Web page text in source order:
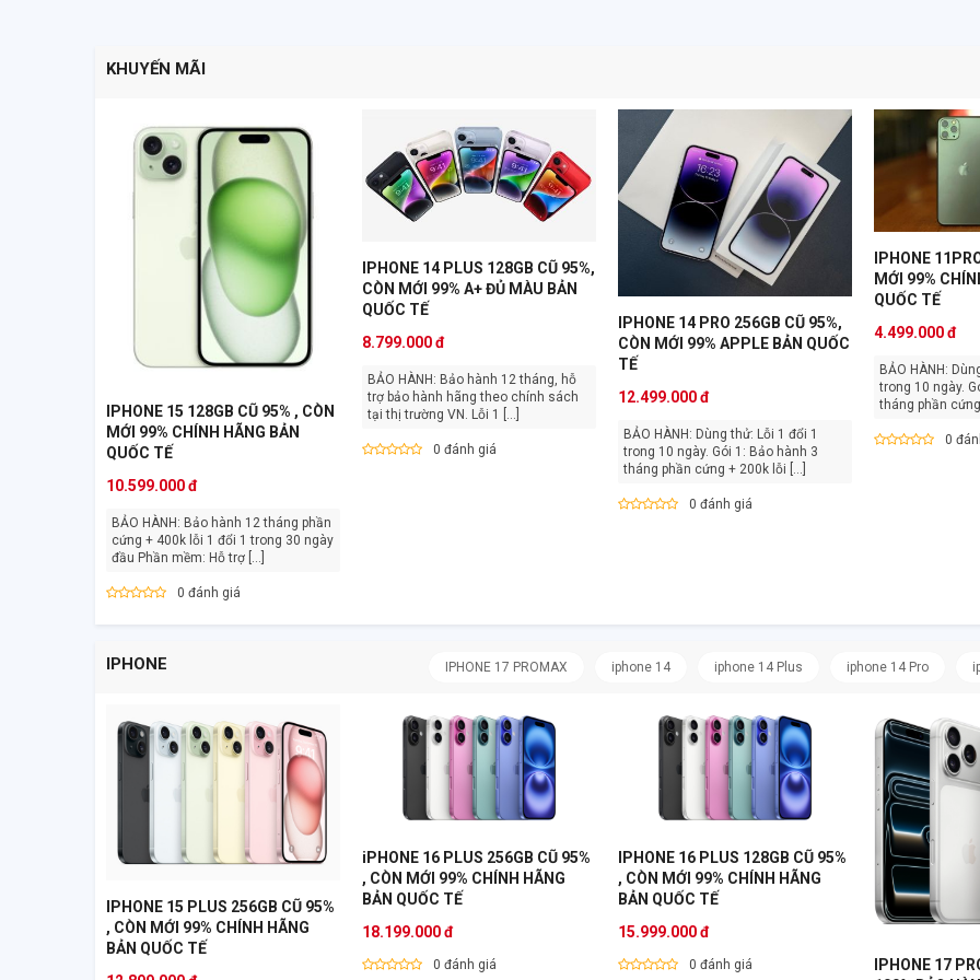
KHUYẾN MÃI
IPHONE 15 128GB CŨ 95% , CÒN
MỚI 99% CHÍNH HÃNG BẢN
QUỐC TẾ
10.599.000 đ
BẢO HÀNH: Bảo hành 12 tháng phần
cứng + 400k lỗi 1 đổi 1 trong 30 ngày
đầu Phần mềm: Hỗ trợ [...]
0 đánh giá
IPHONE 14 PLUS 128GB CŨ 95%,
CÒN MỚI 99% A+ ĐỦ MÀU BẢN
QUỐC TẾ
8.799.000 đ
BẢO HÀNH: Bảo hành 12 tháng, hỗ
trợ bảo hành hãng theo chính sách
tại thị trường VN. Lỗi 1 [...]
0 đánh giá
IPHONE 14 PRO 256GB CŨ 95%,
CÒN MỚI 99% APPLE BẢN QUỐC
TẾ
12.499.000 đ
BẢO HÀNH: Dùng thử: Lỗi 1 đổi 1
trong 10 ngày. Gói 1: Bảo hành 3
tháng phần cứng + 200k lỗi [...]
0 đánh giá
IPHONE
MỚI 99%
QUỐC TẾ
4.499.000 đ
BẢO HÀNH: Dùng thử: Lỗi 1 đổi 1
trong 10 ngày. Gói 1: Bảo hành 3
tháng phần cứng
0
IPHONE IPHONE 17 PROMAX iphone 14 iphone 14 Plus iphone 14 Pro
IPHONE 15 PLUS 256GB CŨ 95%
, CÒN MỚI 99% CHÍNH HÃNG
BẢN QUỐC TẾ
iPHONE 16 PLUS 256GB CŨ 95%
, CÒN MỚI 99% CHÍNH HÃNG
BẢN QUỐC TẾ
18.199.000 đ
0 đánh giá
IPHONE 16 PLUS 128GB CŨ 95%
, CÒN MỚI 99% CHÍNH HÃNG
BẢN QUỐC TẾ
15.999.000 đ
0 đánh giá
IPHONE 17